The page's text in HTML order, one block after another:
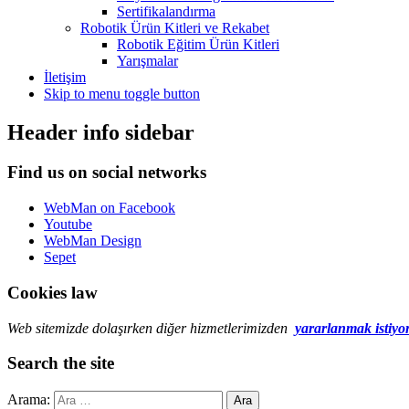
Sertifikalandırma
Robotik Ürün Kitleri ve Rekabet
Robotik Eğitim Ürün Kitleri
Yarışmalar
İletişim
Skip to menu toggle button
Header info sidebar
Find us on social networks
WebMan on Facebook
Youtube
WebMan Design
Sepet
Cookies law
Web sitemizde dolaşırken diğer hizmetlerimizden yararlanmak
Search the site
Arama: